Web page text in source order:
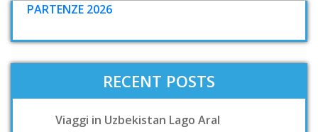
PARTENZE 2026
RECENT POSTS
Viaggi in Uzbekistan Lago Aral